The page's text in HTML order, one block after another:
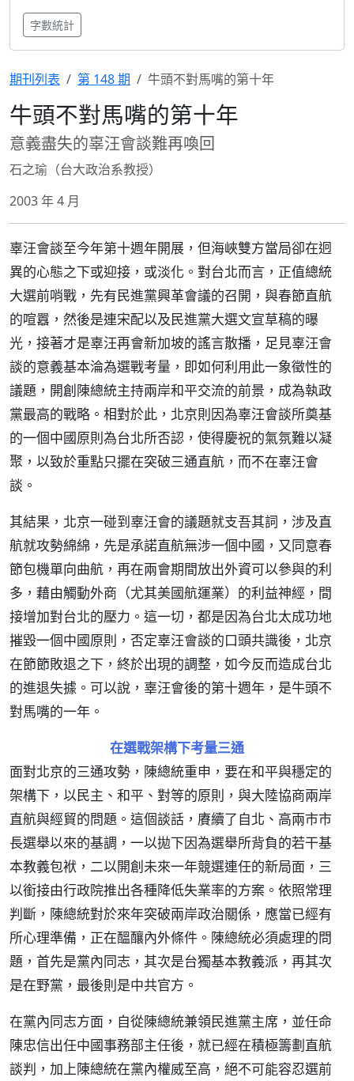
字數統計
期刊列表 第 148 期 牛頭不對馬嘴的第十年
牛頭不對馬嘴的第十年
意義盡失的辜汪會談難再喚回
石之瑜（台大政治系教授）
2003 年 4 月
辜汪會談至今年第十週年開展，但海峽雙方當局卻在迥
異的心態之下或迎接，或淡化。對台北而言，正值總統
大選前哨戰，先有民進黨興革會議的召開，與春節直航
的喧囂，然後是連宋配以及民進黨大選文宣草稿的曝
光，接著才是辜汪再會新加坡的謠言散播，足見辜汪會
談的意義基本淪為選戰考量，即如何利用此一象徵性的
議題，開創陳總統主持兩岸和平交流的前景，成為執政
黨最高的戰略。相對於此，北京則因為辜汪會談所奠基
的一個中國原則為台北所否認，使得慶祝的氣氛難以凝
聚，以致於重點只擺在突破三通直航，而不在辜汪會
談。
其結果，北京一碰到辜汪會的議題就支吾其詞，涉及直
航就攻勢綿綿，先是承諾直航無涉一個中國，又同意春
節包機單向曲航，再在兩會期間放出外資可以參與的利
多，藉由觸動外商（尤其美國航運業）的利益神經，間
接增加對台北的壓力。這一切，都是因為台北太成功地
摧毀一個中國原則，否定辜汪會談的口頭共識後，北京
在節節敗退之下，終於出現的調整，如今反而造成台北
的進退失據。可以說，辜汪會後的第十週年，是牛頭不
對馬嘴的一年。
在選戰架構下考量三通
面對北京的三通攻勢，陳總統重申，要在和平與穩定的
架構下，以民主、和平、對等的原則，與大陸協商兩岸
直航與經貿的問題。這個談話，賡續了自北、高兩市市
長選舉以來的基調，一以拋下因為選舉所背負的若干基
本教義包袱，二以開創未來一年競選連任的新局面，三
以銜接由行政院推出各種降低失業率的方案。依照常理
判斷，陳總統對於來年突破兩岸政治關係，應當已經有
所心理準備，正在醞釀內外條件。陳總統必須處理的問
題，首先是黨內同志，其次是台獨基本教義派，再其次
是在野黨，最後則是中共官方。
在黨內同志方面，自從陳總統兼領民進黨主席，並任命
陳忠信出任中國事務部主任後，就已經在積極籌劃直航
談判，加上陳總統在黨內權威至高，絕不可能容忍選前